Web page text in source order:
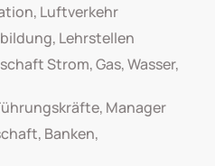
Luftverkehr
Lehrstellen
Strom, Gas, Wasser,
Manager
Banken,